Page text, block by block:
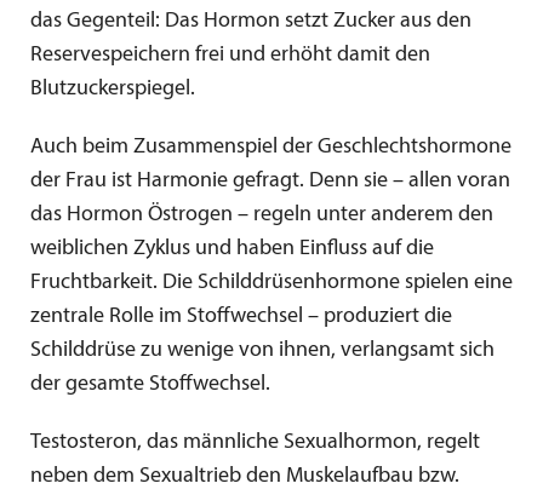
das Gegenteil: Das Hormon setzt Zucker aus den
Reservespeichern frei und erhöht damit den
Blutzuckerspiegel.
Auch beim Zusammenspiel der Geschlechtshormone
der Frau ist Harmonie gefragt. Denn sie – allen voran
das Hormon Östrogen – regeln unter anderem den
weiblichen Zyklus und haben Einfluss auf die
Fruchtbarkeit. Die Schilddrüsenhormone spielen eine
zentrale Rolle im Stoffwechsel – produziert die
Schilddrüse zu wenige von ihnen, verlangsamt sich
der gesamte Stoffwechsel.
Testosteron, das männliche Sexualhormon, regelt
neben dem Sexualtrieb den Muskelaufbau bzw.